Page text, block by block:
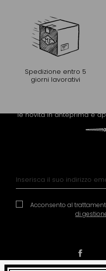
Spedizione entro 5
giorni lavorativi
le novità in anteprima e
Acconsento al
di